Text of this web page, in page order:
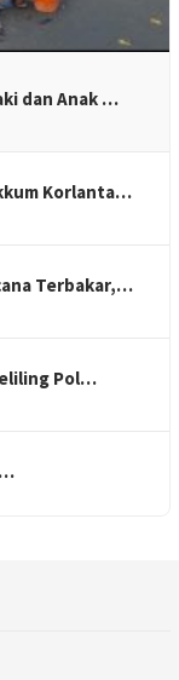
dan Anak …
Korlanta…
Terbakar,…
Pol…